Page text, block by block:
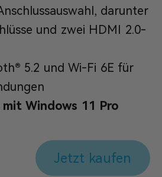
darunter
und zwei HDMI 2.0-
5.2 und Wi-Fi 6E für
Windows 11 Pro
Jetzt kaufen